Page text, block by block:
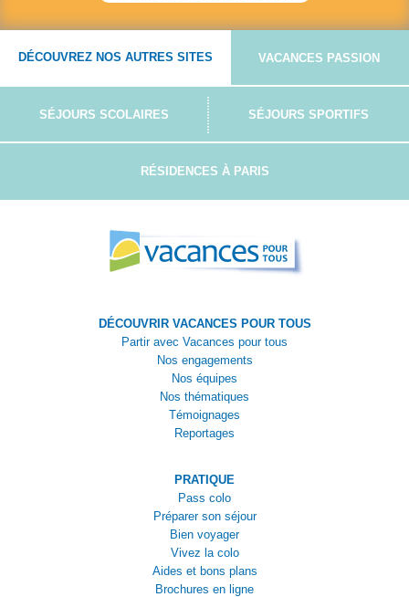
DÉCOUVREZ NOS AUTRES SITES VACANCES PASSION
SÉJOURS SCOLAIRES SÉJOURS SPORTIFS
RÉSIDENCES À PARIS
DÉCOUVRIR VACANCES POUR TOUS
Partir avec Vacances pour tous
Nos engagements
Nos équipes
Nos thématiques
Témoignages
Reportages
PRATIQUE
Pass colo
Préparer son séjour
Bien voyager
Vivez la colo
Aides et bons plans
Brochures en ligne